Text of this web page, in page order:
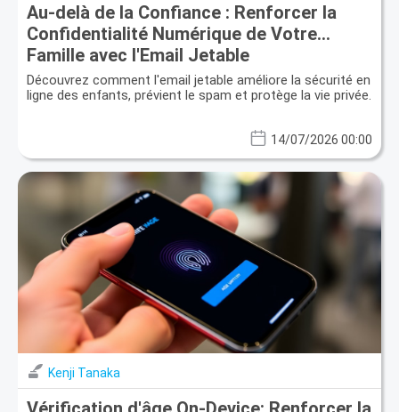
Au-delà de la Confiance : Renforcer la
Confidentialité Numérique de Votre
Famille avec l'Email Jetable
Découvrez comment l'email jetable améliore la sécurité en
ligne des enfants, prévient le spam et protège la vie privée.
14/07/2026 00:00
Kenji Tanaka